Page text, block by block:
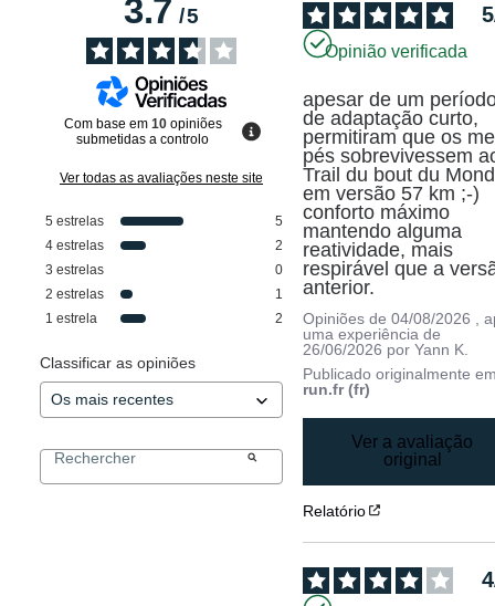
3.7/5
Com base em 10 opiniões
submetidas a controlo
Ver todas as avaliações neste site
5 estrelas
5
4 estrelas
2
3 estrelas
0
2 estrelas
1
1 estrela 2
Classificar as opiniões
5
Opinião verificada
apesar de um
de adaptação curto,
permitiram que os
pés sobrevivessem
Trail du bout du
em versão 57 km ;-)
conforto máximo
mantendo alguma
reatividade, mais
respirável que a
anterior.
Opiniões de04/08/2026
,
uma experiência de
26/06/2026 porYann K.
Publicado originalmente
run.fr (fr)
Ver a avaliação
original
Relatório
4